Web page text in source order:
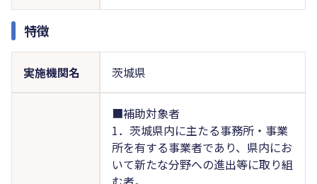
特徴
実施機関名 茨城県
■補助対象者
1．茨城県内に主たる事務所・事業
所を有する事業者であり、県内にお
いて新たな分野への進出等に取り組